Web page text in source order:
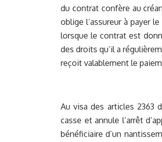
du contrat confère au
oblige l’assureur à payer
lorsque le contrat est
des droits qu’il a
reçoit valablement le
Au visa des articles 2363
casse et annule l’arrêt
bénéficiaire d’un